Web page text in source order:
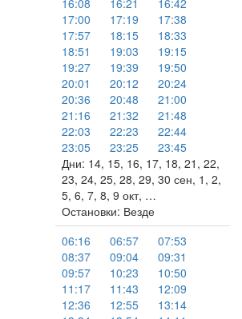
16:08
16:21
16:42
17:00
17:19
17:38
17:57
18:15
18:33
18:51
19:03
19:15
19:27
19:39
19:50
20:01
20:12
20:24
20:36
20:48
21:00
21:16
21:32
21:48
22:03
22:23
22:44
23:05
23:25
23:45
Дни: 14, 15, 16, 17, 18, 21, 22,
23, 24, 25, 28, 29, 30 сен, 1, 2,
5, 6, 7, 8, 9 окт, …
Остановки: Везде
06:16
06:57
07:53
08:37
09:04
09:31
09:57
10:23
10:50
11:17
11:43
12:09
12:36
12:55
13:14